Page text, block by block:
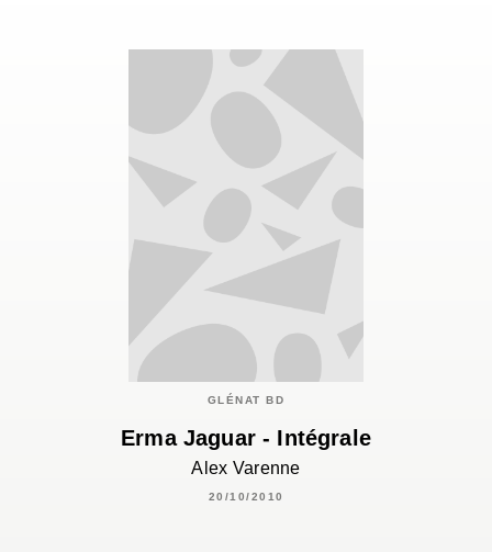
GLÉNAT BD
Erma Jaguar - Intégrale
Alex Varenne
20/10/2010